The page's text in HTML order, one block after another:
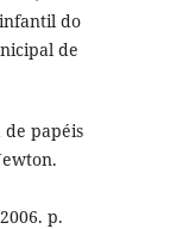
do
de
de papéis
p.